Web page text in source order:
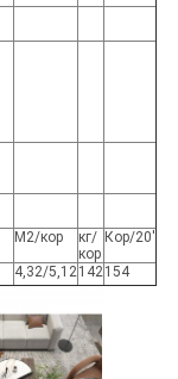
М2/кор
кг/
кор
Кор/20'
4,32/5,12142154